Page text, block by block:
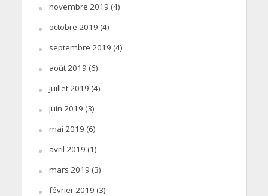
novembre 2019 (4)
octobre 2019 (4)
septembre 2019 (4)
août 2019 (6)
juillet 2019 (4)
juin 2019 (3)
mai 2019 (6)
avril 2019 (1)
mars 2019 (3)
février 2019 (3)